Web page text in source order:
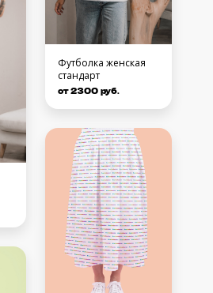
Футболка женская
стандарт
от 2300 руб.